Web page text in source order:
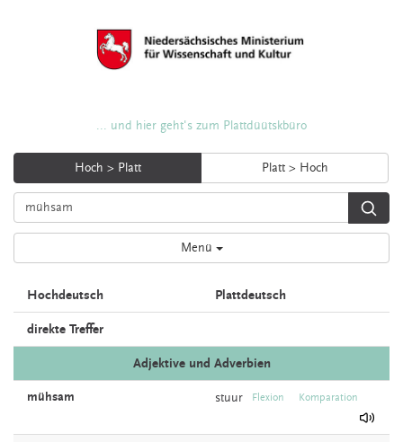
... und hier geht's zum Plattdüütskbüro
Hoch > Platt Platt > Hoch
Menü
Hochdeutsch Plattdeutsch
direkte Treffer
Adjektive und Adverbien
mühsam stuur Flexion Komparation